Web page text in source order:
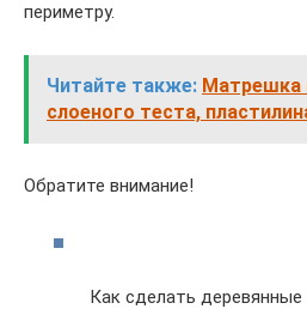
периметру.
Читайте также: Матрешка
слоеного теста,
Обратите внимание!
Как сделать